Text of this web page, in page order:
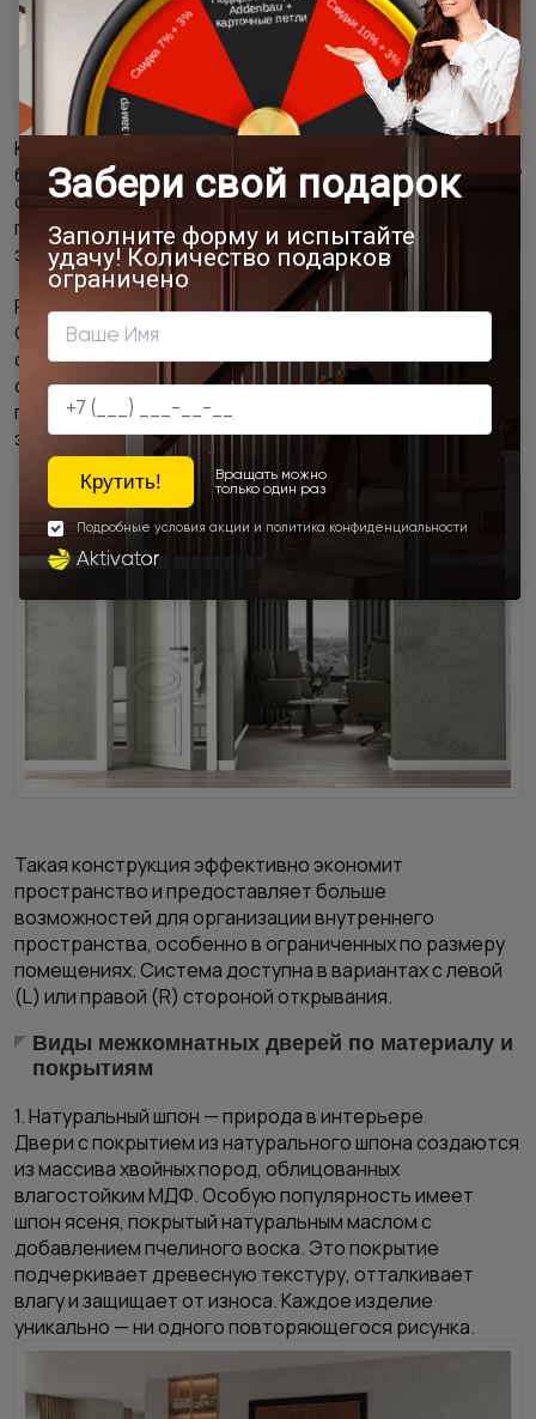
Количество створок может варьироваться от двух и
более, они скользят по направляющим и
складываются как гармошка, занимая минимум
пространства. Такие двери лёгкие, что делает их
эксплуатацию комфортной и простой.
Рото-двери
Система ROTO— это передовое решение для дверей
с поворотно-сдвижным механизмом, являющееся
отличной альтернативой распашным дверям. Она
позволяет открывать дверь внутрь или наружу, при
этом полотно прижимается к одной из сторон проема.
Такая конструкция эффективно экономит
пространство и предоставляет больше
возможностей для организации внутреннего
пространства, особенно в ограниченных по размеру
помещениях. Система доступна в вариантах с левой
(L) или правой (R) стороной открывания.
Виды межкомнатных дверей по материалу и
покрытиям
1. Натуральный шпон — природа в интерьере
Двери с покрытием изнатурального шпонасоздаются
из массива хвойных пород, облицованных
влагостойким МДФ. Особую популярность имеет
шпон ясеня, покрытый натуральным маслом с
добавлением пчелиного воска. Это покрытие
подчеркивает древесную текстуру, отталкивает
влагу и защищает от износа. Каждое изделие
уникально — ни одного повторяющегося рисунка.